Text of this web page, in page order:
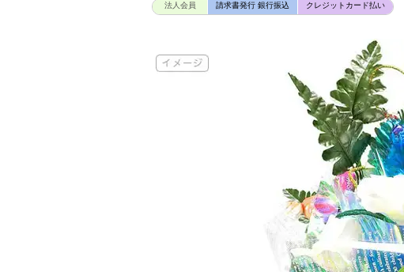
法人会員 請求書発行 銀行振込 クレジットカード払い